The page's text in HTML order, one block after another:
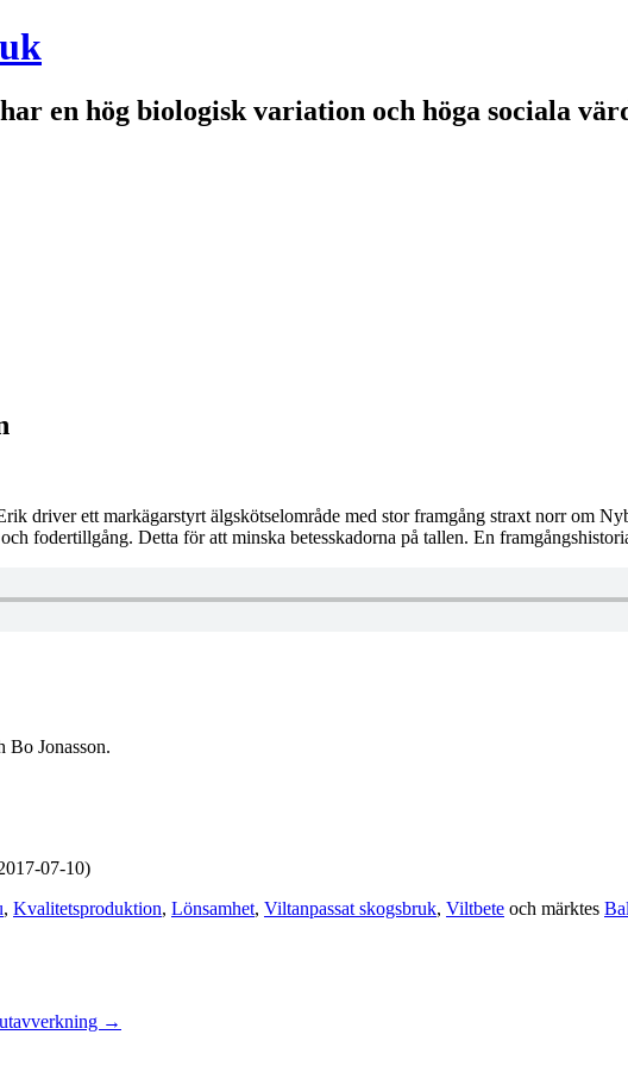
en hög biologisk variation och höga sociala
driver ett markägarstyrt älgskötselområde med stor framgång straxt norr om
fodertillgång. Detta för att minska betesskadorna på tallen. En
Bo Jonasson.
07-10)
, Kvalitetsproduktion, Lönsamhet, Viltanpassat skogsbruk, Viltbete och märktes
→